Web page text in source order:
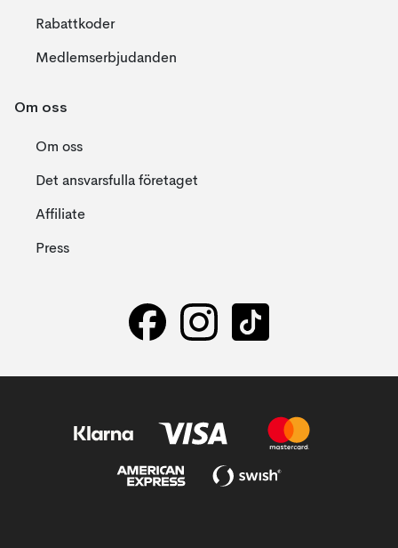
Rabattkoder
Medlemserbjudanden
Om oss
Om oss
Det ansvarsfulla företaget
Affiliate
Press